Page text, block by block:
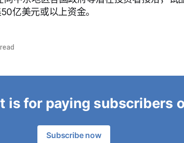
亿美元或以上资金。
is for paying subscribers
Subscribe now